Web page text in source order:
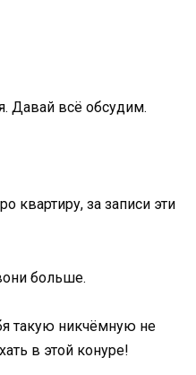
Давай всё обсудим.
квартиру, за записи эти
больше.
такую никчёмную не
в этой конуре!